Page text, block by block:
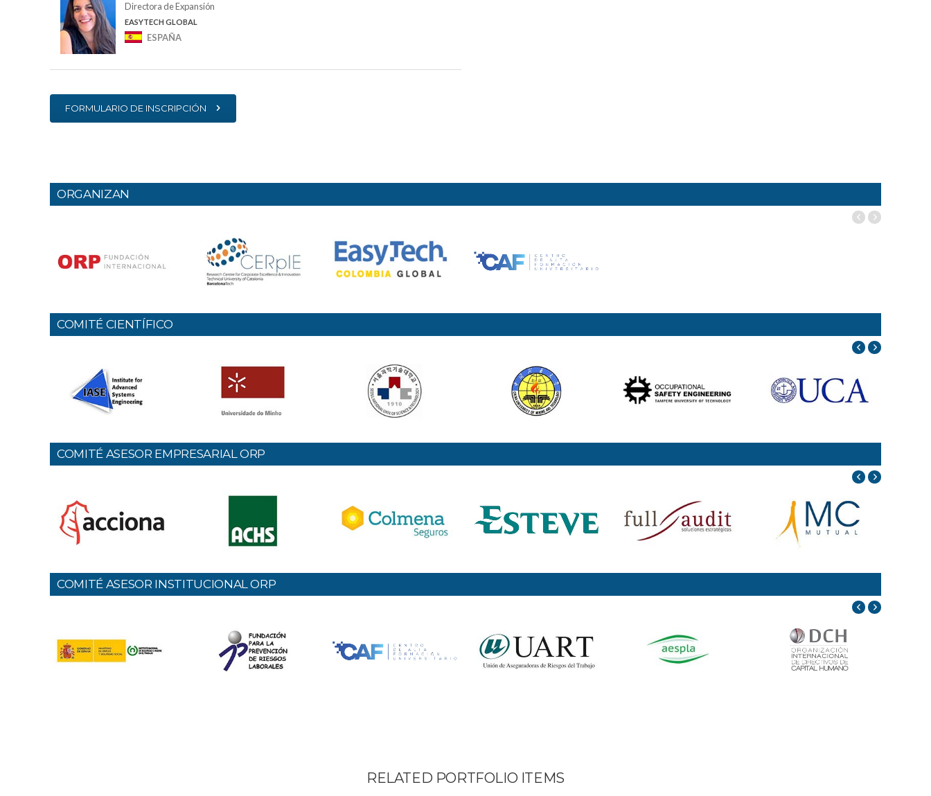
Directora de Expansión
EASYTECH GLOBAL
ESPAÑA
FORMULARIO DE INSCRIPCIÓN
ORGANIZAN
COMITÉ CIENTÍFICO
COMITÉ ASESOR EMPRESARIAL ORP
COMITÉ ASESOR INSTITUCIONAL ORP
RELATED PORTFOLIO ITEMS